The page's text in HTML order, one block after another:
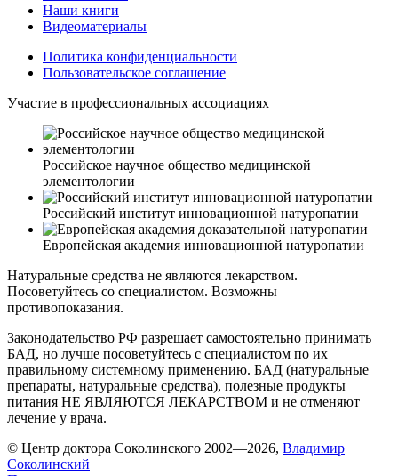
Наши книги
Видеоматериалы
Политика конфиденциальности
Пользовательское соглашение
Участие в профессиональных ассоциациях
Российское научное общество медицинской
элементологии
Российский институт инновационной натуропатии
Европейская академия инновационной натуропатии
Натуральные средства не являются лекарством.
Посоветуйтесь со специалистом. Возможны
противопоказания.
Законодательство РФ разрешает самостоятельно принимать
БАД, но лучше посоветуйтесь с специалистом по их
правильному системному применению. БАД (натуральные
препараты, натуральные средства), полезные продукты
питания НЕ ЯВЛЯЮТСЯ ЛЕКАРСТВОМ и не отменяют
лечение у врача.
© Центр доктора Соколинского 2002—2026, Владимир
Соколинский